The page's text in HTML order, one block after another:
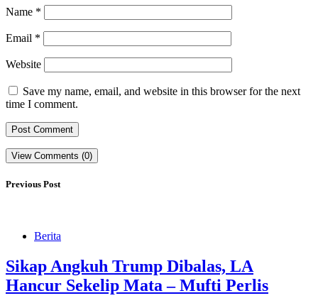
Name *
Email *
Website
Save my name, email, and website in this browser for the next
time I comment.
View Comments (0)
Previous Post
Berita
Sikap Angkuh Trump Dibalas, LA
Hancur Sekelip Mata – Mufti Perlis